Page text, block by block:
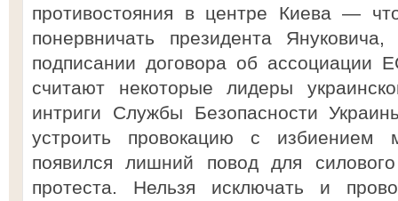
противостояния в центре Киева —
понервничать президента
подписании договора об ассоциации
считают некоторые лидеры
интриги Службы Безопасности
устроить провокацию с избиением
появился лишний повод для
протеста. Нельзя исключать и